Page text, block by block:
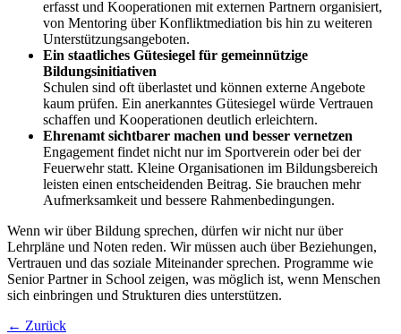
erfasst und Kooperationen mit externen Partnern organisiert,
von Mentoring über Konfliktmediation bis hin zu weiteren
Unterstützungsangeboten.
Ein staatliches Gütesiegel für gemeinnützige
Bildungsinitiativen
Schulen sind oft überlastet und können externe Angebote
kaum prüfen. Ein anerkanntes Gütesiegel würde Vertrauen
schaffen und Kooperationen deutlich erleichtern.
Ehrenamt sichtbarer machen und besser vernetzen
Engagement findet nicht nur im Sportverein oder bei der
Feuerwehr statt. Kleine Organisationen im Bildungsbereich
leisten einen entscheidenden Beitrag. Sie brauchen mehr
Aufmerksamkeit und bessere Rahmenbedingungen.
Wenn wir über Bildung sprechen, dürfen wir nicht nur über
Lehrpläne und Noten reden. Wir müssen auch über Beziehungen,
Vertrauen und das soziale Miteinander sprechen. Programme wie
Senior Partner in School zeigen, was möglich ist, wenn Menschen
sich einbringen und Strukturen dies unterstützen.
← Zurück